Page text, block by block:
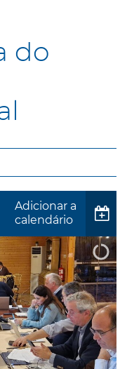
do
Adicionar a
calendário